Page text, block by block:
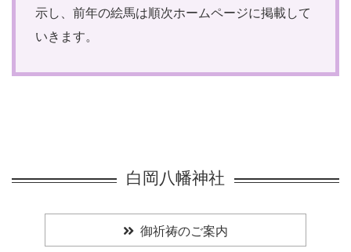
示し、前年の絵馬は順次ホームページに掲載して
いきます。
白岡八幡神社
御祈祷のご案内